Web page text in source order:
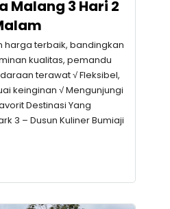
Malang 3 Hari 2
harga terbaik, bandingkan
kualitas, pemandu
terawat √ Fleksibel,
keinginan √ Mengunjungi
Destinasi Yang
3 – Dusun Kuliner Bumiaji